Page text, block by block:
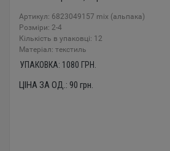
Артикул: 6823049157 mix (альпака)
Розміри: 2-4
Кількість в упаковці: 12
Mатеріал: текстиль
УПАКОВКА: 1080 ГРН.
ЦІНА ЗА ОД.: 90 грн.